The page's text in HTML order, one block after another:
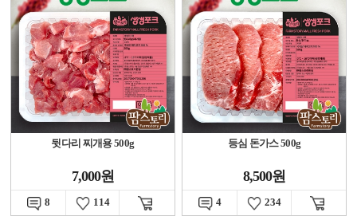
뒷다리 찌개용 500g
7,000원
8 114
등심 돈가스 500g
8,500원
4 234